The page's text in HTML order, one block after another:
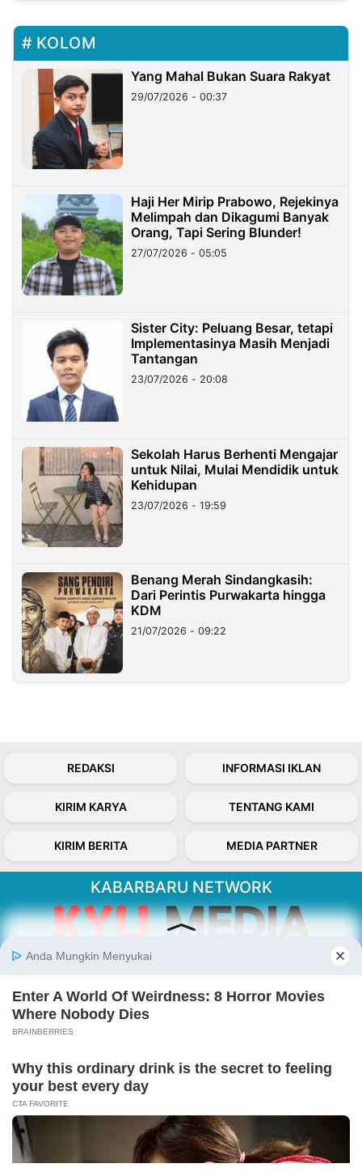
KOLOM
Yang Mahal Bukan Suara Rakyat
29/07/2026 - 00:37
Haji Her Mirip Prabowo, Rejekinya
Melimpah dan Dikagumi Banyak
Orang, Tapi Sering Blunder!
27/07/2026 - 05:05
Sister City: Peluang Besar, tetapi
Implementasinya Masih Menjadi
Tantangan
23/07/2026 - 20:08
Sekolah Harus Berhenti Mengajar
untuk Nilai, Mulai Mendidik untuk
Kehidupan
23/07/2026 - 19:59
Benang Merah Sindangkasih:
Dari Perintis Purwakarta hingga
KDM
21/07/2026 - 09:22
REDAKSI INFORMASI IKLAN
KIRIM KARYA TENTANG KAMI
KIRIM BERITA MEDIA PARTNER
KABARBARU NETWORK
Kabarbaru.co menyajikan berita aktual dan
inspiratif dari sudut pandang berbaik sangka